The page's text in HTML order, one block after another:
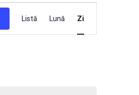
ÎN
Listă Lună Zi